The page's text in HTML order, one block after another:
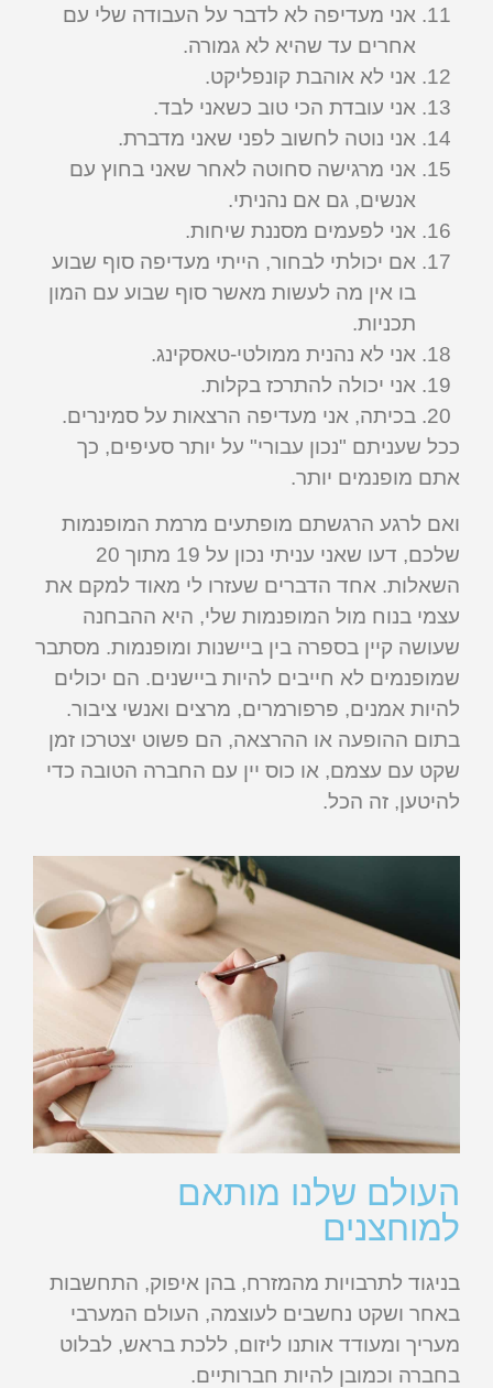
אני מעדיפה לא לדבר על העבודה שלי עם
אחרים עד שהיא לא גמורה.
אני לא אוהבת קונפליקט.
אני עובדת הכי טוב כשאני לבד.
אני נוטה לחשוב לפני שאני מדברת.
אני מרגישה סחוטה לאחר שאני בחוץ עם
אנשים, גם אם נהניתי.
אני לפעמים מסננת שיחות.
אם יכולתי לבחור, הייתי מעדיפה סוף שבוע
בו אין מה לעשות מאשר סוף שבוע עם המון
תכניות.
אני לא נהנית ממולטי-טאסקינג.
אני יכולה להתרכז בקלות.
בכיתה, אני מעדיפה הרצאות על סמינרים.
ככל שעניתם "נכון עבורי" על יותר סעיפים, כך
אתם מופנמים יותר.
ואם לרגע הרגשתם מופתעים מרמת המופנמות
שלכם, דעו שאני עניתי נכון על 19 מתוך 20
השאלות. אחד הדברים שעזרו לי מאוד למקם את
עצמי בנוח מול המופנמות שלי, היא ההבחנה
שעושה קיין בספרה בין ביישנות ומופנמות. מסתבר
שמופנמים לא חייבים להיות ביישנים. הם יכולים
להיות אמנים, פרפורמרים, מרצים ואנשי ציבור.
בתום ההופעה או ההרצאה, הם פשוט יצטרכו זמן
שקט עם עצמם, או כוס יין עם החברה הטובה כדי
להיטען, זה הכל.
העולם שלנו מותאם
למוחצנים
בניגוד לתרבויות מהמזרח, בהן איפוק, התחשבות
באחר ושקט נחשבים לעוצמה, העולם המערבי
מעריך ומעודד אותנו ליזום, ללכת בראש, לבלוט
בחברה וכמובן להיות חברותיים.